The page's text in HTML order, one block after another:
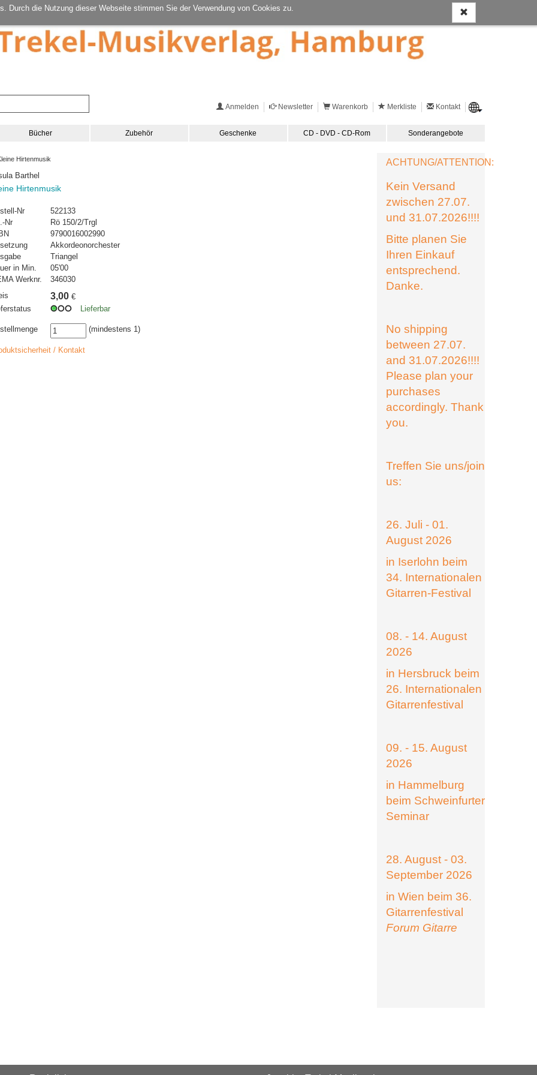
Durch die Nutzung dieser Webseite stimmen Sie der Verwendung von Cookies zu.
Anmelden Newsletter Warenkorb Merkliste Kontakt
Bücher Zubehör Geschenke CD - DVD - CD-Rom Sonderangebote
Hirtenmusik
Barthel
Hirtenmusik
Nr
522133
Nr
Rö 150/2/Trgl
9790016002990
Akkordeonorchester
Triangel
in Min.
05'00
Werknr.
346030
3,00 €
Lieferbar
(mindestens 1)
/ Kontakt
ACHTUNG/ATTENTION:
Kein Versand
zwischen 27.07.
und 31.07.2026!!!!
Bitte planen Sie
Ihren Einkauf
entsprechend.
Danke.
No shipping
between 27.07.
and 31.07.2026!!!!
Please plan your
purchases
accordingly. Thank
you.
Treffen Sie uns/join
us:
26. Juli - 01.
August 2026
in Iserlohn beim
34. Internationalen
Gitarren-Festival
08. - 14. August
2026
in Hersbruck beim
26. Internationalen
Gitarrenfestival
09. - 15. August
2026
in Hammelburg
beim Schweinfurter
Seminar
28. August - 03.
September 2026
in Wien beim 36.
Gitarrenfestival
Forum Gitarre